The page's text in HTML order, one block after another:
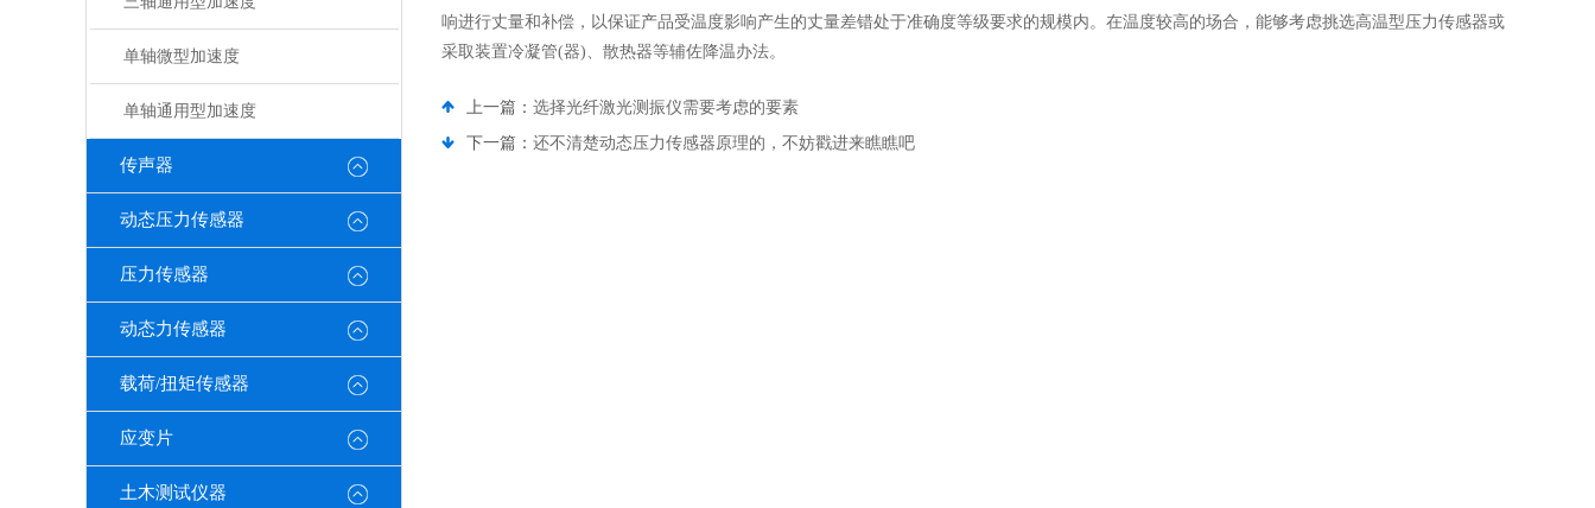
单轴微型加速度
单轴通用型加速度
传声器
动态压力传感器
压力传感器
动态力传感器
载荷/扭矩传感器
应变片
土木测试仪器
响进行丈量和补偿，以保证产品受温度影响产生的丈量差错处于准确度等级要求的规模内。在温度较高的场合，能够考虑挑选高温型压力传感器或
采取装置冷凝管(器)、散热器等辅佐降温办法。
上一篇： 选择光纤激光测振仪需要考虑的要素
下一篇： 还不清楚动态压力传感器原理的，不妨戳进来瞧瞧吧